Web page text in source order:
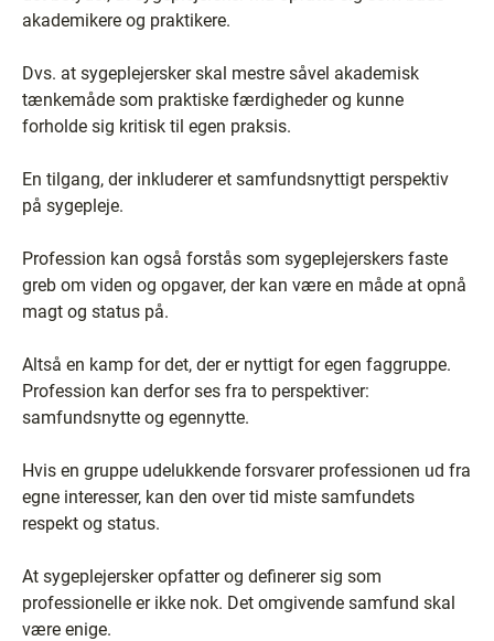
akademikere og praktikere.
Dvs. at sygeplejersker skal mestre såvel akademisk
tænkemåde som praktiske færdigheder og kunne
forholde sig kritisk til egen praksis.
En tilgang, der inkluderer et samfundsnyttigt perspektiv
på sygepleje.
Profession kan også forstås som sygeplejerskers faste
greb om viden og opgaver, der kan være en måde at opnå
magt og status på.
Altså en kamp for det, der er nyttigt for egen faggruppe.
Profession kan derfor ses fra to perspektiver:
samfundsnytte og egennytte.
Hvis en gruppe udelukkende forsvarer professionen ud fra
egne interesser, kan den over tid miste samfundets
respekt og status.
At sygeplejersker opfatter og definerer sig som
professionelle er ikke nok. Det omgivende samfund skal
være enige.